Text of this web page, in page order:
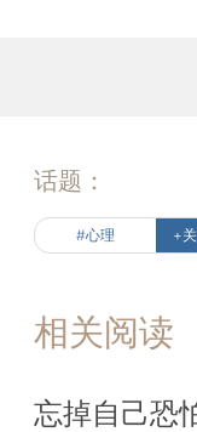
话题：
#心理 +
相关阅读
忘掉自己恐